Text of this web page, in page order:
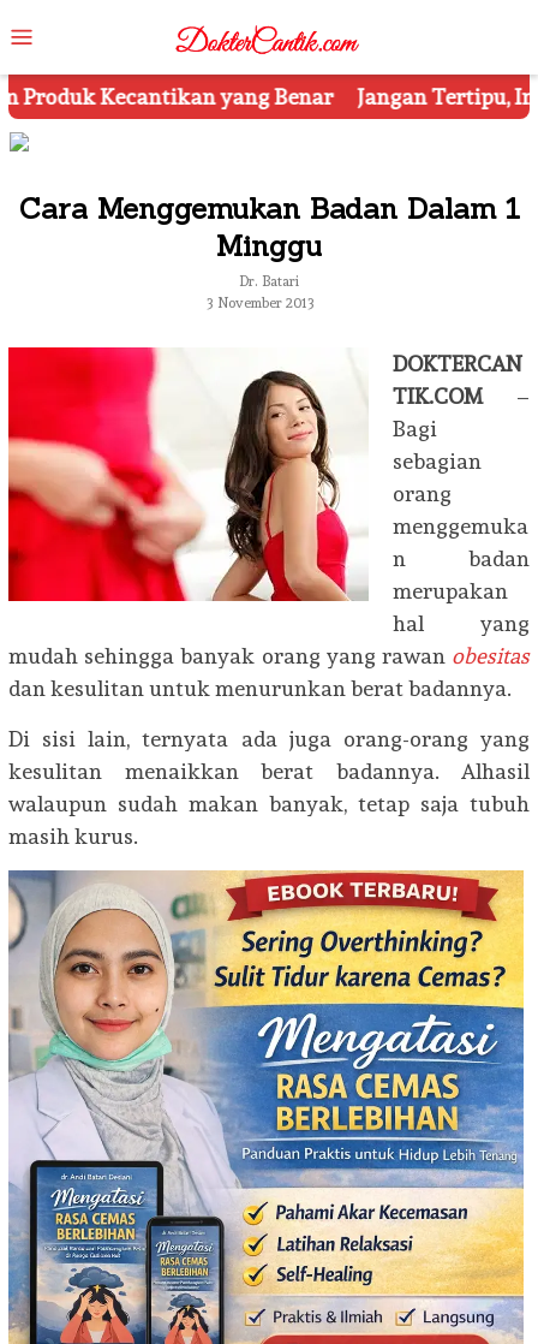
to
contentMenu
Benar Jangan Tertipu, Ini Dia 7 Tips
Cara Menggemukan Badan Dalam 1
Minggu
Dr. Batari
3 November 2013
DOKTERCAN
TIK.COM–
Bagi
sebagian
orang
menggemuka
n badan
merupakan
hal yang
mudah sehingga banyak orang yang rawan obesitas
dan kesulitan untuk menurunkan berat badannya.
Di sisi lain, ternyata ada juga orang-orang yang
kesulitan menaikkan berat badannya. Alhasil
walaupun sudah makan banyak, tetap saja tubuh
masih kurus.